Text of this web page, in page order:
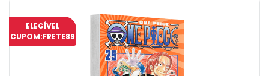
ELEGÍVEL
CUPOM:FRETE89